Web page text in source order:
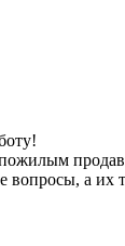
вопросы, а